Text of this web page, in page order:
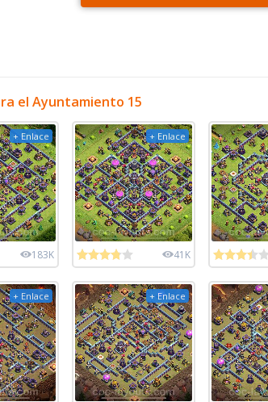
el Ayuntamiento 15
+ Enlace
183K
+ Enlace
41K
+ Enlace + Enlace